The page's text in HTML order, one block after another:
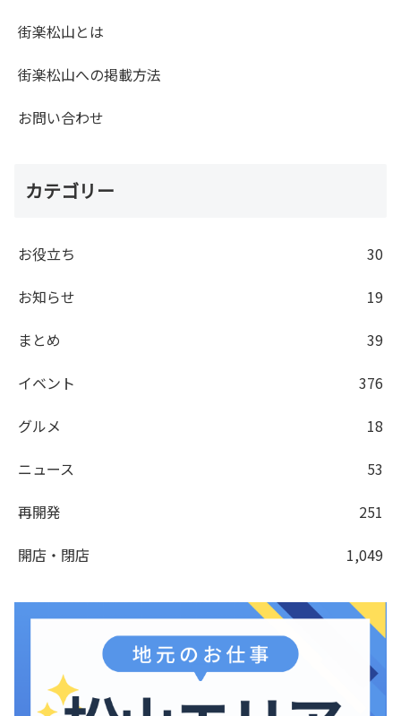
街楽松山とは
街楽松山への掲載方法
お問い合わせ
カテゴリー
お役立ち
30
お知らせ
19
まとめ
39
イベント
376
グルメ
18
ニュース
53
再開発
251
開店・閉店
1,049